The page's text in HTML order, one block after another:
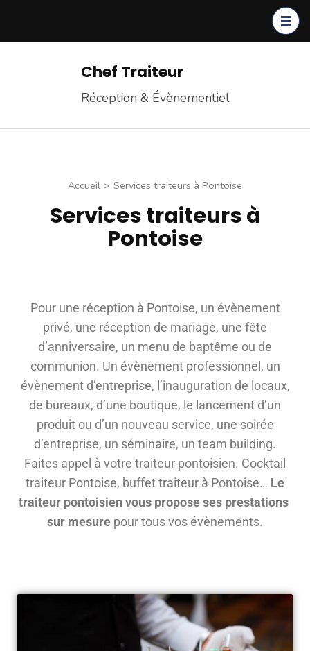
Chef Traiteur
Réception & Évènementiel
Accueil > Services traiteurs à Pontoise
Services traiteurs à
Pontoise
Pour une réception à Pontoise, un évènement
privé, une réception de mariage, une fête
d’anniversaire, un menu de baptême ou de
communion. Un évènement professionnel, un
évènement d’entreprise, l’inauguration de locaux,
de bureaux, d’une boutique, le lancement d’un
produit ou d’un nouveau service, une soirée
d’entreprise, un séminaire, un team building.
Faites appel à votre traiteur pontoisien. Cocktail
traiteur Pontoise, buffet traiteur à Pontoise… Le
traiteur pontoisien vous propose ses prestations
sur mesure pour tous vos évènements.